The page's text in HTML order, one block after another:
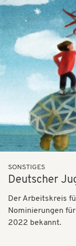
SONSTIGES
Deutscher
Der Arbeitskreis
Nominierungen
2022 bekannt.